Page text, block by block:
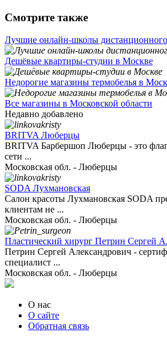
Смотрите также
Лучшие онлайн-школы дистанционного
Дешёвые квартиры-студии в Москве
Недорогие магазины термобелья в
Все магазины в Московской области
Недавно добавлено
BRITVA Люберцы
BRITVA Барбершоп Люберцы - это
сети ...
Московская обл. - Люберцы
SODA Лухмановская
Салон красоты Лухмановская SODA
клиентам не ...
Московская обл. - Люберцы
Пластический хирург Петрин Сергей
Петрин Сергей Александрович -
специалист ...
Московская обл. - Люберцы
О нас
О сайте
Обратная связь